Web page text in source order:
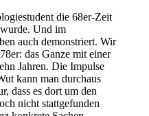
die 68er-Zeit
Und im
auch demonstriert. Wir
das Ganze mit einer
Jahren. Die Impulse
kann man durchaus
dass es dort um den
nicht stattgefunden